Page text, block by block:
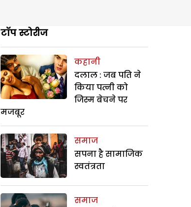
टॉप स्टोरीज
कहानी
दलाल : जब पति ने
किया पत्नी को
जिस्म बेचने पर
मजबूर
समाज
सपना है सामाजिक
स्वतंत्रता
समाज